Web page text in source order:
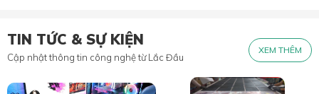
TIN TỨC & SỰ KIỆN
Cập nhật thông tin công nghệ từ Lắc Đầu
XEM THÊM